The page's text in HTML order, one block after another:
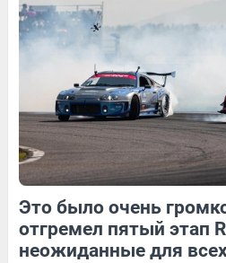
Обсудить
11 Обсудить 2
Это было очень
отгремел пятый этап
неожиданные для